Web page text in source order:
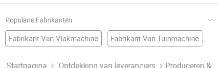
Populaire Fabrikanten
Fabrikant Van Vlakmachine Fabrikant Van Tuinmachine
Startpagina Ontdekking van leveranciers Produceren &